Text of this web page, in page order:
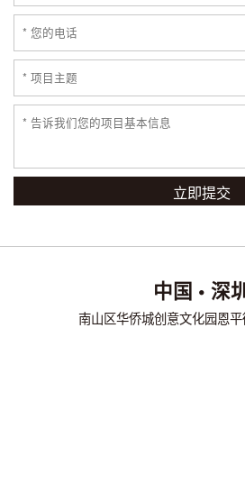
立即提交
中国 • 深
南山区华侨城创意文化园恩